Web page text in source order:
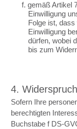
f. gemäß Artikel
Einwilligung
Folge ist,
Einwilligung
dürfen, wobei
bis zum
4.
Sofern Ihre
berechtigten
Buchstabe f DS-